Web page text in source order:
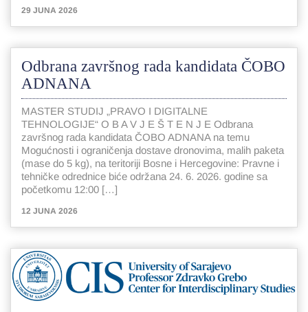
29 JUNA 2026
Odbrana završnog rada kandidata ČOBO
ADNANA
MASTER STUDIJ „PRAVO I DIGITALNE
TEHNOLOGIJE“ O B A V J E Š T E N J E Odbrana
završnog rada kandidata ČOBO ADNANA na temu
Mogućnosti i ograničenja dostave dronovima, malih paketa
(mase do 5 kg), na teritoriji Bosne i Hercegovine: Pravne i
tehničke odrednice biće održana 24. 6. 2026. godine sa
početkomu 12:00 […]
12 JUNA 2026